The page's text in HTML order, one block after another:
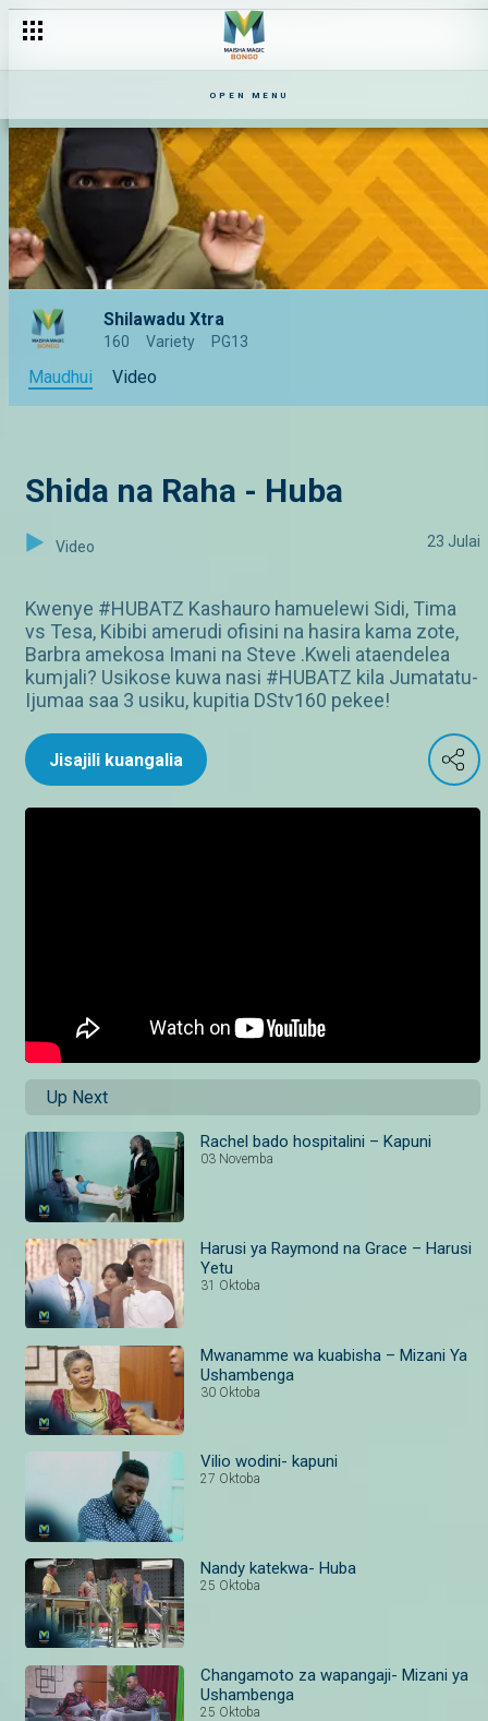
OPEN MENU
Shilawadu Xtra
160 Variety PG13
Maudhui Video
Shida na Raha - Huba
Video 23 Julai
Kwenye #HUBATZ Kashauro hamuelewi Sidi, Tima
vs Tesa, Kibibi amerudi ofisini na hasira kama zote,
Barbra amekosa Imani na Steve .Kweli ataendelea
kumjali? Usikose kuwa nasi #HUBATZ kila Jumatatu-
Ijumaa saa 3 usiku, kupitia DStv160 pekee!
Jisajili kuangalia
Up Next
Rachel bado hospitalini – Kapuni
03 Novemba
Harusi ya Raymond na Grace – Harusi
Yetu
31 Oktoba
Mwanamme wa kuabisha – Mizani Ya
Ushambenga
30 Oktoba
Vilio wodini- kapuni
27 Oktoba
Nandy katekwa- Huba
25 Oktoba
Changamoto za wapangaji- Mizani ya
Ushambenga
25 Oktoba